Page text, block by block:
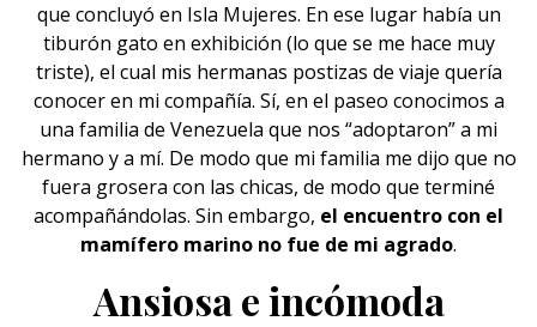
que concluyó en Isla Mujeres. En ese lugar había un
tiburón gato en exhibición (lo que se me hace muy
triste), el cual mis hermanas postizas de viaje quería
conocer en mi compañía. Sí, en el paseo conocimos a
una familia de Venezuela que nos “adoptaron” a mi
hermano y a mí. De modo que mi familia me dijo que no
fuera grosera con las chicas, de modo que terminé
acompañándolas. Sin embargo, el encuentro con el
mamífero marino no fue de mi agrado.
Ansiosa e incómoda